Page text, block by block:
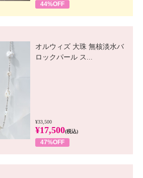
44%OFF
オルウィズ 大珠 無核淡水バ
ロックパール ス...
¥33,500
¥17,500(税込)
47%OFF